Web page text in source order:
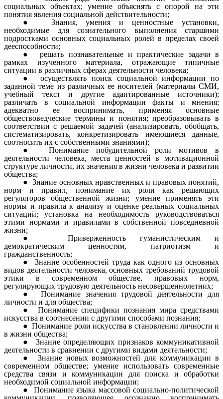
социальных объектах; умение объяснять с опорой на эти
понятия явления социальной действительности;
Знания, умения и ценностные установки,
необходимые для сознательного выполнения старшими
подростками основных социальных ролей в пределах своей
дееспособности;
решать познавательные и практические задачи в
рамках изученного материала, отражающие типичные
ситуации в различных сферах деятельности человека;
осуществлять поиск социальной информации по
заданной теме из различных ее носителей (материалы СМИ,
учебный текст и другие адаптированные источники);
различать в социальной информации факты и мнения;
адекватно ее воспринимать, применяя основные
обществоведческие термины и понятия; преобразовывать в
соответствии с решаемой задачей (анализировать, обобщать,
систематизировать, конкретизировать имеющиеся данные,
соотносить их с собственными знаниями);
Понимание побудительной роли мотивов в
деятельности человека, места ценностей в мотивационной
структуре личности, их значения в жизни человека и развитии
общества;
Знание основных нравственных и правовых понятий,
норм и правил, понимание их роли как решающих
регуляторов общественной жизни; умение применять эти
нормы и правила к анализу и оценке реальных социальных
ситуаций; установка на необходимость руководствоваться
этими нормами и правилами в собственной повседневной
жизни;
Приверженность гуманистическим и
демократическим ценностям, патриотизм и
гражданственность;
Знание особенностей труда как одного из основных
видов деятельности человека, основных требований трудовой
этики в современном обществе, правовых норм,
регулирующих трудовую деятельность несовершеннолетних;
Понимание значения трудовой деятельности для
личности и для общества;
Понимание специфики познания мира средствами
искусства в соотнесении с другими способами познания;
Понимание роли искусства в становлении личности и
в жизни общества;
Знание определяющих признаков коммуникативной
деятельности в сравнении с другими видами деятельности;
Знание новых возможностей для коммуникации в
современном обществе; умение использовать современные
средства связи и коммуникации для поиска и обработки
необходимой социальной информации;
Понимание языка массовой социально-политической